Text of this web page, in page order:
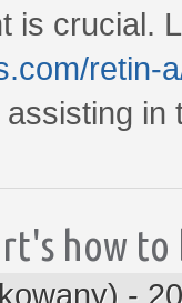
is crucial.
retin-
in
how
-